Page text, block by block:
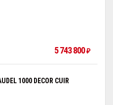
5 743 800₽
1000 DECOR CUIR